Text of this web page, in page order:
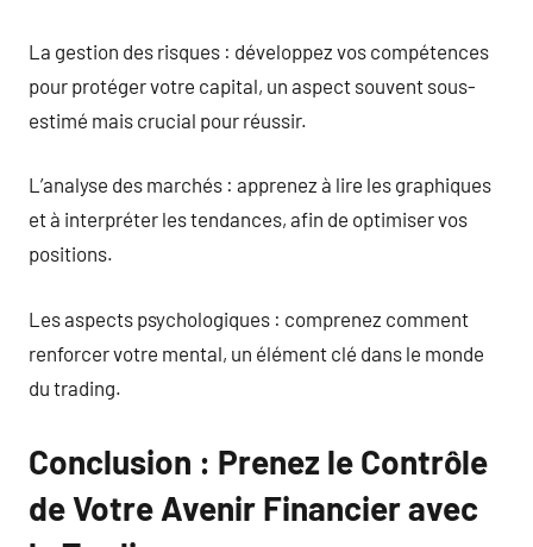
La gestion des risques : développez vos compétences
pour protéger votre capital, un aspect souvent sous-
estimé mais crucial pour réussir.
L’analyse des marchés : apprenez à lire les graphiques
et à interpréter les tendances, afin de optimiser vos
positions.
Les aspects psychologiques : comprenez comment
renforcer votre mental, un élément clé dans le monde
du trading.
Conclusion : Prenez le Contrôle
de Votre Avenir Financier avec